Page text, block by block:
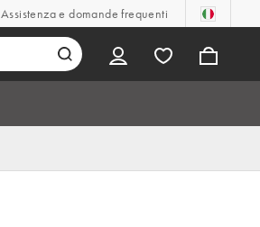
Assistenza e domande frequenti